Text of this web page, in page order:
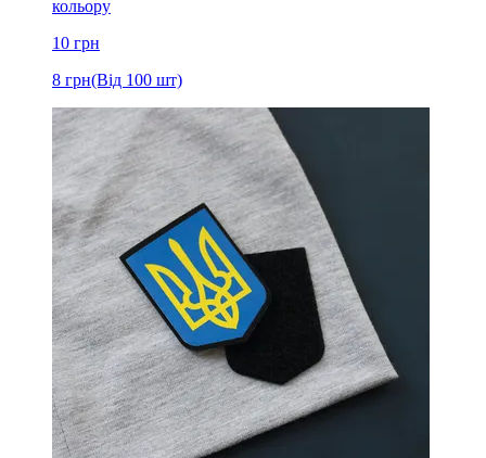
кольору
10 грн
8 грн(Від 100 шт)